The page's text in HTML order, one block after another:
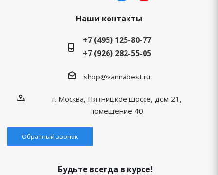
Наши контакты
+7 (495) 125-80-77
+7 (926) 282-55-05
shop@vannabest.ru
г. Москва, Пятницкое шоссе, дом 21,
помещение 40
Обратный звонок
Будьте всегда в курсе!